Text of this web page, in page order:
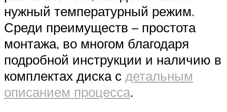
нужный температурный режим.
Среди преимуществ – простота
монтажа, во многом благодаря
подробной инструкции и наличию в
комплектах диска с детальным
описанием процесса.